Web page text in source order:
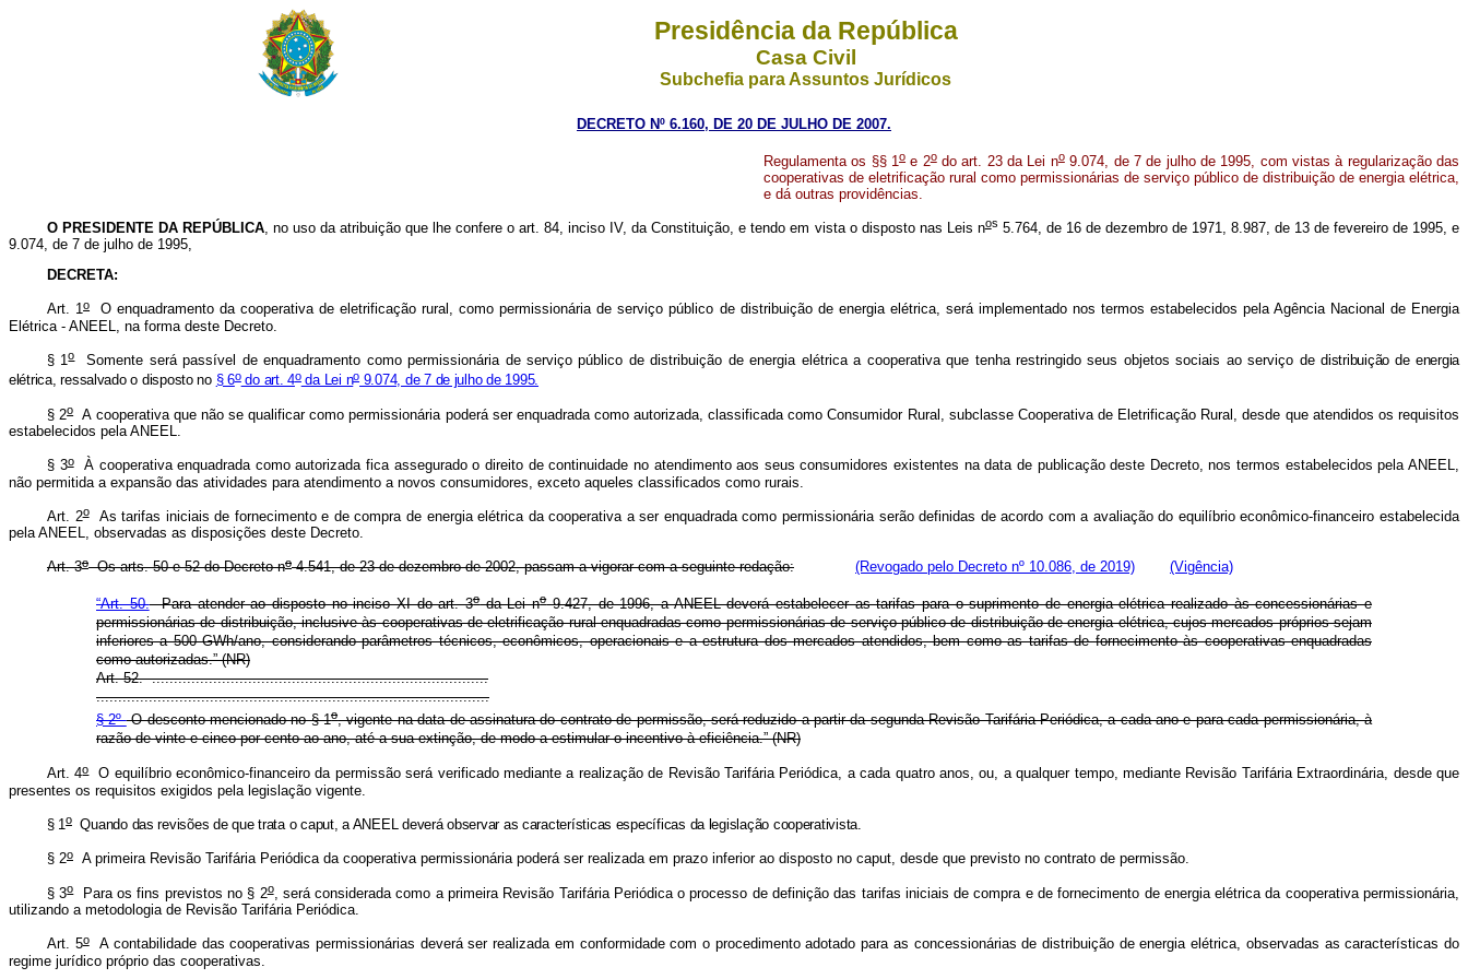
Presidência da República
Casa Civil
Subchefia para Assuntos Jurídicos
DECRETO Nº 6.160, DE 20 DE JULHO DE 2007.
Regulamenta os §§ 1o e 2odo art. 23 da Lei no9.074, de 7 de julho de 1995, com vistas à regularização das
cooperativas de eletrificação rural como permissionárias de serviço público de distribuição de energia elétrica,
e dá outras providências.
O PRESIDENTE DA REPÚBLICA, no uso da atribuição que lhe confere o art. 84, inciso IV, da Constituição, e tendo em vista o disposto nas Leis nos 5.764, de 16 de dezembro de 1971, 8.987, de 13 de fevereiro de 1995, e
9.074, de 7 de julho de 1995,
DECRETA:
Art. 1o
O enquadramento da cooperativa de eletrificação rural, como permissionária de serviço público de distribuição de energia elétrica, será implementado nos termos estabelecidos pela Agência Nacional de Energia
Elétrica - ANEEL, na forma deste Decreto.
§ 1oSomente será passível de enquadramento como permissionária de serviço público de distribuição de energia elétrica a cooperativa que tenha restringido seus objetos sociais ao serviço dedistribuição de energia
elétrica, ressalvado o disposto no § 6odo art. 4oda Lei no 9.074, de 7 de julho de 1995.
§ 2oA cooperativa que não se qualificar como permissionária poderá ser enquadrada como autorizada, classificada como Consumidor Rural, subclasse Cooperativa de Eletrificação Rural, desde que atendidos os requisitos
estabelecidos pela ANEEL.
§ 3oÀ cooperativa enquadrada como autorizada fica assegurado o direito de continuidade no atendimento aos seus consumidores existentes na data de publicação deste Decreto, nos termos estabelecidos pela ANEEL,
não permitida a expansão das atividades para atendimento a novos consumidores, exceto aqueles classificados como rurais.
Art. 2oAs tarifas iniciais de fornecimento e de compra de energia elétrica da cooperativa a ser enquadrada como permissionária serão definidas de acordo com a avaliação do equilíbrio econômico-financeiro estabelecida
pela ANEEL, observadas as disposições deste Decreto.
Art. 3oOs arts. 50 e 52 do Decreto no4.541, de 23 de dezembro de 2002, passam a vigorar com a seguinte redação: (Revogado pelo Decreto nº 10.086, de 2019) (Vigência)
“Art. 50.Para atender ao disposto no inciso XI do art. 3oda Lei no9.427, de 1996, a ANEEL deverá estabelecer as tarifas para o suprimento de energia elétrica realizado às concessionárias e
permissionárias de distribuição, inclusive às cooperativas de eletrificação rural enquadradas como permissionárias de serviço público de distribuição de energia elétrica, cujos mercados próprios sejam
inferiores a 500 GWh/ano, considerando parâmetros técnicos, econômicos, operacionais e a estrutura dos mercados atendidos, bem como as tarifas de fornecimento às cooperativas enquadradas
como autorizadas.” (NR)
Art. 52. .............................................................................
..........................................................................................
§ 2ºO desconto mencionado no § 1o, vigente na data de assinatura do contrato de permissão, será reduzido a partir da segunda Revisão Tarifária Periódica, a cada ano e para cada permissionária, à
razão de vinte e cinco por cento ao ano, até a sua extinção, de modo a estimular o incentivo à eficiência.” (NR)
Art. 4oO equilíbrio econômico-financeiro da permissão será verificado mediante a realização de Revisão Tarifária Periódica, a cada quatro anos, ou, a qualquer tempo, mediante Revisão Tarifária Extraordinária, desde que
presentes os requisitos exigidos pela legislação vigente.
§ 1oQuando das revisões de que trata o caput, a ANEEL deverá observar as características específicas da legislação cooperativista.
§ 2o A primeira Revisão Tarifária Periódica da cooperativa permissionária poderá ser realizada em prazo inferior ao disposto no caput, desde que previsto no contrato de permissão.
§ 3oPara os fins previstos no § 2o, será considerada como a primeira Revisão Tarifária Periódica o processo de definição das tarifas iniciais de compra e de fornecimento de energia elétrica da cooperativa permissionária,
utilizando a metodologia de Revisão Tarifária Periódica.
Art. 5oA contabilidade das cooperativas permissionárias deverá ser realizada em conformidade com o procedimento adotado para as concessionárias de distribuição de energia elétrica, observadas as características do
regime jurídico próprio das cooperativas.